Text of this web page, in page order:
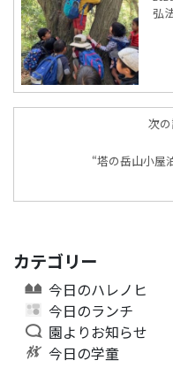
弘
次
“塔の岳山小屋
カテゴリー
今日のハレノヒ
今日のランチ
園よりお知らせ
今日の学童